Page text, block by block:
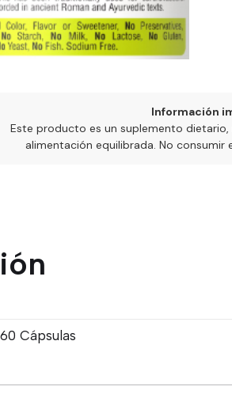
Información
Este producto es un suplemento
alimentación equilibrada. No
Cápsulas